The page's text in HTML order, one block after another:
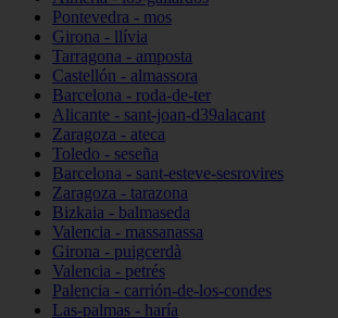
Pontevedra - mos
Girona - llívia
Tarragona - amposta
Castellón - almassora
Barcelona - roda-de-ter
Alicante - sant-joan-d39alacant
Zaragoza - ateca
Toledo - seseña
Barcelona - sant-esteve-sesrovires
Zaragoza - tarazona
Bizkaia - balmaseda
Valencia - massanassa
Girona - puigcerdà
Valencia - petrés
Palencia - carrión-de-los-condes
Las-palmas - haría